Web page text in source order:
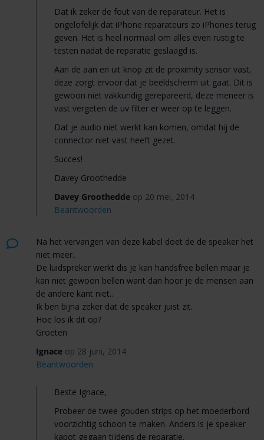
Dat ik zeker de fout van de reparateur. Het is
ongelofelijk dat iPhone reparateurs zo iPhones terug
geven. Het is heel normaal om alles even rustig te
testen nadat de reparatie geslaagd is.
Aan de aan en uit knop zit de proximity sensor vast,
deze zorgt ervoor dat je beeldscherm uit gaat. Dit is
gewoon niet vakkundig gerepareerd, deze meneer is
vast vergeten de uv filter er weer op te leggen.
Dat je audio niet werkt kan komen, omdat hij de
connector niet vast heeft gezet.
Succes!
Davey Groothedde
Davey Groothedde op 20 mei, 2014
Beantwoorden
Na het vervangen van deze kabel doet de de speaker het
niet meer..
De luidspreker werkt dis je kan handsfree bellen maar je
kan niet gewoon bellen want dan hoor je de mensen aan
de andere kant niet..
Ik ben bijna zeker dat de speaker juist zit.
Hoe los ik dit op?
Groeten
Ignace op 28 juni, 2014
Beantwoorden
Beste Ignace,
Probeer de twee gouden strips op het moederbord
voorzichtig schoon te maken. Anders is je speaker
kapot gegaan tijdens de reparatie.